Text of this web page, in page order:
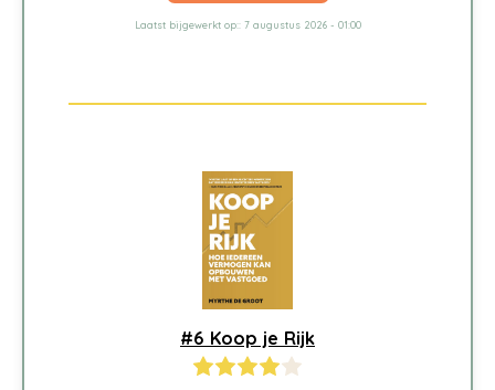
Laatst bijgewerkt op:: 7 augustus 2026 - 01:00
#6 Koop je Rijk